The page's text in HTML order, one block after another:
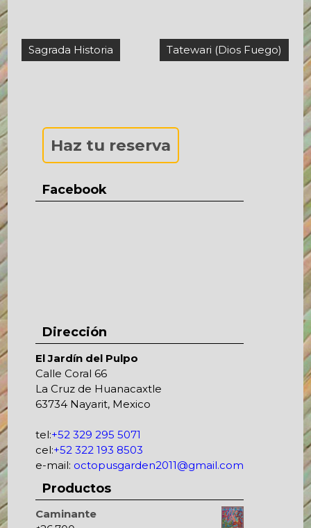
Navegación
de
Sagrada Historia Tatewari (Dios Fuego)
Haz tu reserva
Facebook
Dirección
El Jardín del Pulpo
Calle Coral 66
La Cruz de Huanacaxtle
63734 Nayarit, Mexico
tel:+52 329 295 5071
cel:+52 322 193 8503
e-mail: octopusgarden2011@gmail.com
Productos
Caminante